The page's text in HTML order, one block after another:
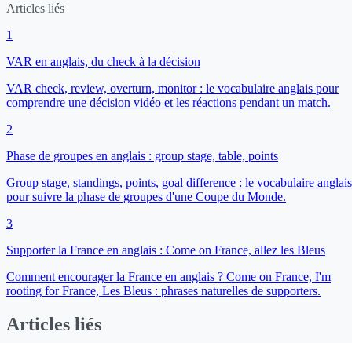
Articles liés
1
VAR en anglais, du check à la décision
VAR check, review, overturn, monitor : le vocabulaire anglais pour
comprendre une décision vidéo et les réactions pendant un match.
2
Phase de groupes en anglais : group stage, table, points
Group stage, standings, points, goal difference : le vocabulaire anglais
pour suivre la phase de groupes d'une Coupe du Monde.
3
Supporter la France en anglais : Come on France, allez les Bleus
Comment encourager la France en anglais ? Come on France, I'm
rooting for France, Les Bleus : phrases naturelles de supporters.
Articles liés